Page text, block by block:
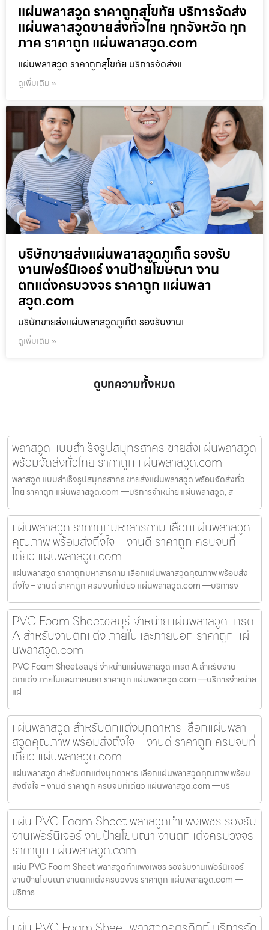
แผ่นพลาสวูด ราคาถูกสุโขทัย บริการจัดส่ง
แผ่นพลาสวูดขายส่งทั่วไทย ทุกจังหวัด ทุก
ภาค ราคาถูก แผ่นพลาสวูด.com
แผ่นพลาสวูด ราคาถูกสุโขทัย บริการจัดส่งแ
ดูเพิ่มเติม »
บริษัทขายส่งแผ่นพลาสวูดภูเก็ต รองรับ
งานเฟอร์นิเจอร์ งานป้ายโฆษณา งาน
ตกแต่งครบวงจร ราคาถูก แผ่นพลา
สวูด.com
บริษัทขายส่งแผ่นพลาสวูดภูเก็ต รองรับงานเ
ดูเพิ่มเติม »
ดูบทความทั้งหมด
พลาสวูด แบบสำเร็จรูปสมุทรสาคร ขายส่งแผ่นพลาสวูด
พร้อมจัดส่งทั่วไทย ราคาถูก แผ่นพลาสวูด.com
พลาสวูด แบบสำเร็จรูปสมุทรสาคร ขายส่งแผ่นพลาสวูด พร้อมจัดส่งทั่ว
ไทย ราคาถูก แผ่นพลาสวูด.com —บริการจำหน่าย แผ่นพลาสวูด, ส
แผ่นพลาสวูด ราคาถูกมหาสารคาม เลือกแผ่นพลาสวูด
คุณภาพ พร้อมส่งถึงใจ – งานดี ราคาถูก ครบจบที่
เดียว แผ่นพลาสวูด.com
แผ่นพลาสวูด ราคาถูกมหาสารคาม เลือกแผ่นพลาสวูดคุณภาพ พร้อมส่ง
ถึงใจ – งานดี ราคาถูก ครบจบที่เดียว แผ่นพลาสวูด.com —บริการจ
PVC Foam Sheetชลบุรี จำหน่ายแผ่นพลาสวูด เกรด
A สำหรับงานตกแต่ง ภายในและภายนอก ราคาถูก แผ่
นพลาสวูด.com
PVC Foam Sheetชลบุรี จำหน่ายแผ่นพลาสวูด เกรด A สำหรับงาน
ตกแต่ง ภายในและภายนอก ราคาถูก แผ่นพลาสวูด.com —บริการจำหน่าย
แผ่
แผ่นพลาสวูด สำหรับตกแต่งมุกดาหาร เลือกแผ่นพลา
สวูดคุณภาพ พร้อมส่งถึงใจ – งานดี ราคาถูก ครบจบที่
เดียว แผ่นพลาสวูด.com
แผ่นพลาสวูด สำหรับตกแต่งมุกดาหาร เลือกแผ่นพลาสวูดคุณภาพ พร้อม
ส่งถึงใจ – งานดี ราคาถูก ครบจบที่เดียว แผ่นพลาสวูด.com —บริ
แผ่น PVC Foam Sheet พลาสวูดกำแพงเพชร รองรับ
งานเฟอร์นิเจอร์ งานป้ายโฆษณา งานตกแต่งครบวงจร
ราคาถูก แผ่นพลาสวูด.com
แผ่น PVC Foam Sheet พลาสวูดกำแพงเพชร รองรับงานเฟอร์นิเจอร์
งานป้ายโฆษณา งานตกแต่งครบวงจร ราคาถูก แผ่นพลาสวูด.com —
บริการ